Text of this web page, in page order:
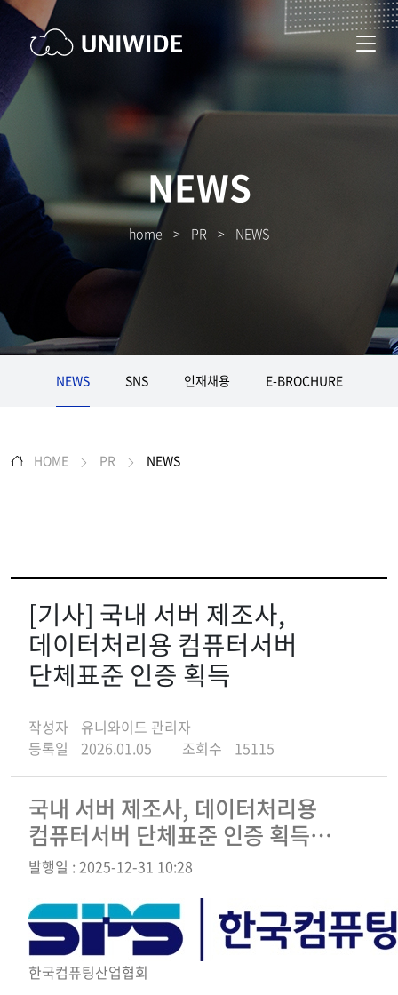
NEWS
home > PR > NEWS
NEWS SNS 인재채용 E-BROCHURE
HOME PR NEWS
[기사] 국내 서버 제조사,
데이터처리용 컴퓨터서버
단체표준 인증 획득
작성자
유니와이드 관리자
등록일
2026.01.05 조회수 15115
국내 서버 제조사, 데이터처리용
컴퓨터서버 단체표준 인증 획득…
발행일 : 2025-12-31 10:28
한국컴퓨팅산업협회